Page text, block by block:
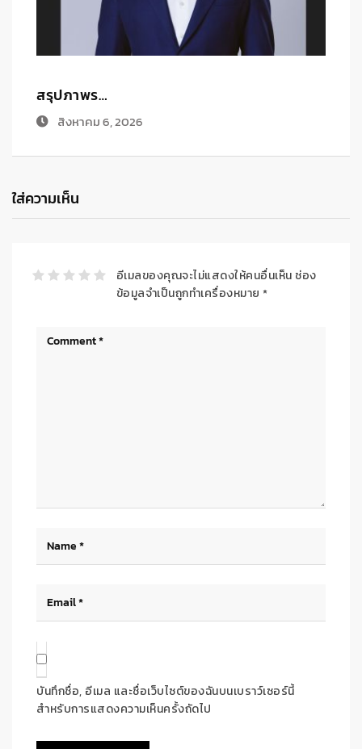
ทิสโก้ อ…
สิงหาคม 5, 2026
ใส่ความเห็น
อีเมลของคุณจะไม่แสดงให้คนอื่นเห็น ช่อง
ข้อมูลจำเป็นถูกทำเครื่องหมาย *
บันทึกชื่อ, อีเมล และชื่อเว็บไซต์ของฉันบนเบราว์เซอร์นี้
สำหรับการแสดงความเห็นครั้งถัดไป